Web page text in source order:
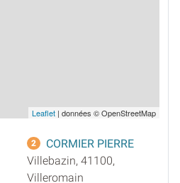
Leaflet | données © OpenStreetMap
2
CORMIER PIERRE
Villebazin, 41100,
Villeromain